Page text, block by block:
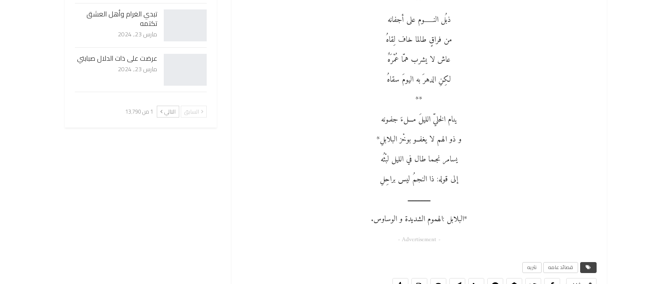
ذبُل النــــــوم على أجفانه
من فراقٍ طالما خاف لِقاهُ
عاش لا يشرب همّا عُمْرَهٌ
لكِنِ الدهرَ به اليومَ سقاهُ
**
ينام الخليّ الليلَ مـــلءَ جفـونه
و ذو الهم لا يغفــو بوخْز البلابلِ*
يسامر نجـما طال في الليل لبْثُه
إلى قوله: ذا النجمُ ليس براحِلِ
ـــــــــــــــ
*البلابل :الهموم الشديدة و الوساوس.​
- Advertisement -
قصائد عامه نثريه
تبدي الغرام وأهل العشق
تكتمه
مارس 23, 2024
عرضت على ذات الدلال صبابتي
مارس 23, 2024
السابق التالي 1 من 13٬790